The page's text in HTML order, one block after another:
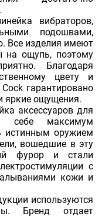
вибраторов,
подошвами,
Все изделия имеют
на ощупь, поэтому
Благодаря
цвету и
гарантировано
яркие ощущения.
аксессуаров для
себе максимум
истинным оружием
вошедшие в эту
фурор и стали
с
кожи и
используются
Бренд отдает